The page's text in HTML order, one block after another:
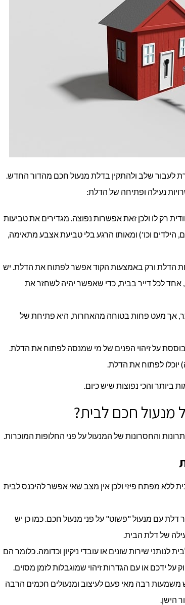
לעבור שלב ולהתקין בדלת מנעול חכם מהדור החדש.
נעילה ופתיחה של הדלת:
רק לו ולכן זאת אפשרות נפוצה. מגדירים את טביעות
וכו') ומאותו הרגע בלי טביעת אצבע מתאימה,
הדלת ורק באמצעות הקוד אפשר לפתוח את הדלת. יש
אחד לכל דייר בבית, כדי שאפשר יהיה לשחזר את
אך מעט פחות בטוחה מהאחרות, היא פתיחת של
על זיהוי הפנים של מי שמנסה לפתוח את הדלת.
לפתוח את הדלת.
והכי נפוצות שיש כיום.
מנעול חכם לבית?
והחסרונות של המנעול על פני החלופות המוכרות.
ללא מפתח פיזי ולכן אין מצב שאי אפשר להיכנס לבית
דלת עם מנעול "פשוט" על פני מנעול חכם. כמו כן יש
של דלת הבית.
לנותני שירות שונים או עובדי ניקיון וכדומה. כלומר הם
ידכם או עם הגדרות זיהוי שמוגבלות לזמן מסוים.
משמעות רבה מאי פעם לעיצוב ומנעולים חכמים הרבה
הישן.